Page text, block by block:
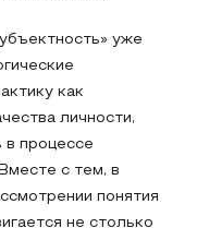
уже
как
личности,
процессе
с тем, в
понятия
не столько